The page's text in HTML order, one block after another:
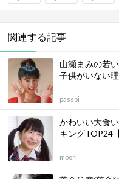
関連する記事
山瀬まみの若
子供がいない
passpi
かわいい大食
キングTOP24
mpori